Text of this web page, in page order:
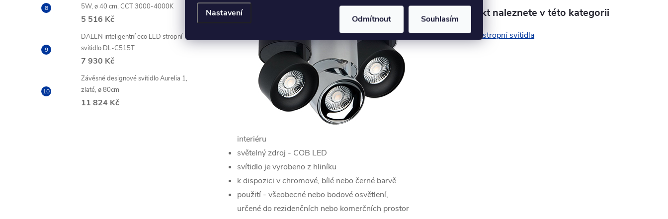
Nastavení
Odmítnout Souhlasím
5W, ø 40 cm, CCT 3000-4000K
5 516 Kč
DALEN inteligentní eco LED stropní
svítidlo DL-C515T
7 930 Kč
Závěsné designové svítidlo Aurelia 1,
zlaté, ø 80cm
11 824 Kč
interiéru
světelný zdroj - COB LED
svítidlo je vyrobeno z hliníku
k dispozici v chromové, bílé nebo černé barvě
použití - všeobecné nebo bodové osvětlení,
určené do rezidenčních nebo komerčních prostor
Produkt naleznete v této kategorii
LED stropní svítidla